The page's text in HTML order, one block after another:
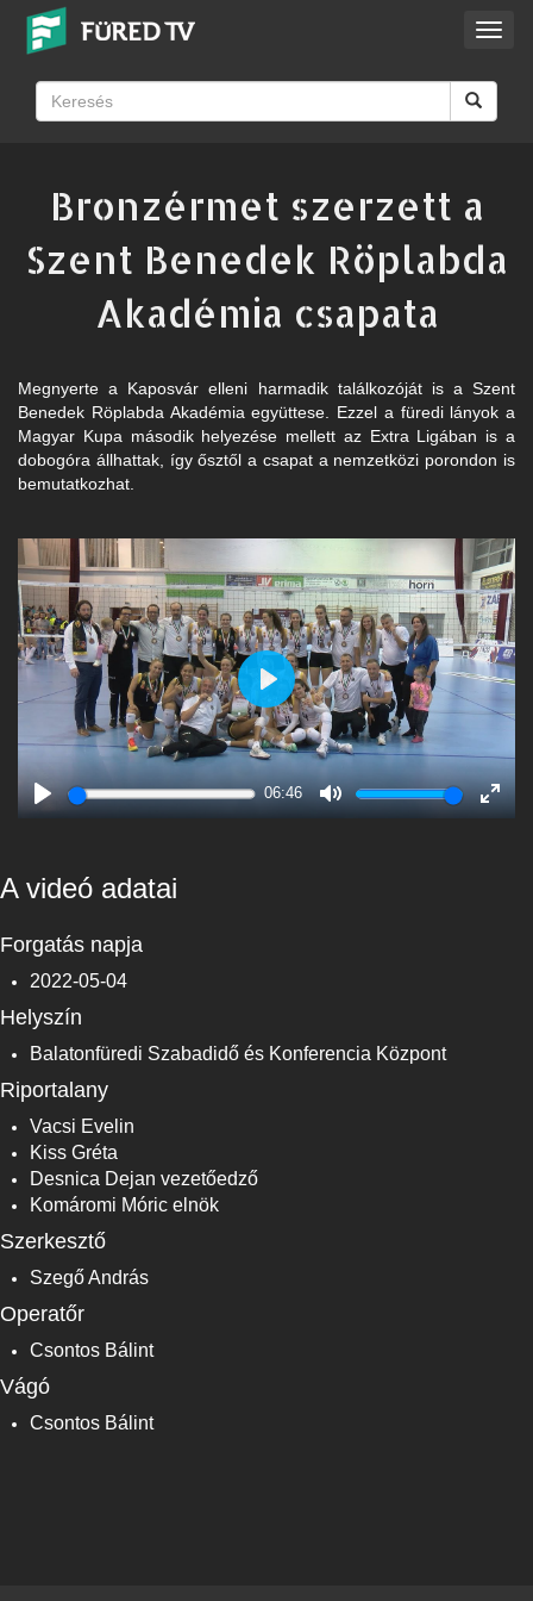
Bronzérmet szerzett a
Szent Benedek Röplabda
Akadémia csapata
Megnyerte a Kaposvár elleni harmadik találkozóját is a Szent
Benedek Röplabda Akadémia együttese. Ezzel a füredi lányok a
Magyar Kupa második helyezése mellett az Extra Ligában is a
dobogóra állhattak, így ősztől a csapat a nemzetközi porondon is
bemutatkozhat.
Play
06:46
Mute
Enter
Play
A videó adatai
Forgatás napja
2022-05-04
Helyszín
Balatonfüredi Szabadidő és Konferencia Központ
Riportalany
Vacsi Evelin
Kiss Gréta
Desnica Dejan vezetőedző
Komáromi Móric elnök
Szerkesztő
Szegő András
Operatőr
Csontos Bálint
Vágó
Csontos Bálint